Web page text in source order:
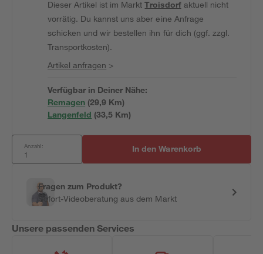
Dieser Artikel ist im MarktTroisdorfaktuell nicht
vorrätig. Du kannst uns aber eine Anfrage
schicken und wir bestellen ihn für dich (ggf. zzgl.
Transportkosten).
Artikel anfragen >
Verfügbar in Deiner Nähe:
Remagen (29,9 Km)
Langenfeld (33,5 Km)
Anzahl: In den Warenkorb
Fragen zum Produkt?
Sofort-Videoberatung aus dem Markt
Unsere passenden Services